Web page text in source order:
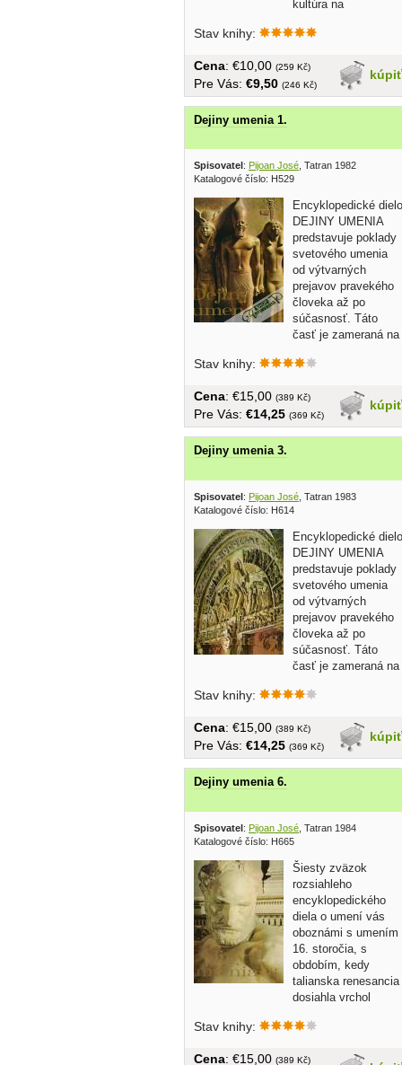
kultúra na
Stav knihy:
kúpiť
Cena: €10,00 (259 Kč)
Pre Vás: €9,50 (246 Kč)
Dejiny umenia 1.
Spisovatel : Pijoan José , Tatran 1982
Katalogové číslo: H529
Encyklopedické dielo
DEJINY UMENIA
predstavuje poklady
svetového umenia
od výtvarných
prejavov pravekého
človeka až po
súčasnosť. Táto
časť je zameraná na
Stav knihy:
kúpiť
Cena: €15,00 (389 Kč)
Pre Vás: €14,25 (369 Kč)
Dejiny umenia 3.
Spisovatel: Pijoan José , Tatran 1983
Katalogové číslo: H614
Encyklopedické dielo
DEJINY UMENIA
predstavuje poklady
svetového umenia
od výtvarných
prejavov pravekého
človeka až po
súčasnosť. Táto
časť je zameraná na
Stav knihy:
kúpiť
Cena: €15,00 (389 Kč)
Pre Vás: €14,25 (369 Kč)
Dejiny umenia 6.
Spisovatel: Pijoan José , Tatran 1984
Katalogové číslo: H665
Šiesty zväzok
rozsiahleho
encyklopedického
diela o umení vás
oboznámi s umením
16. storočia, s
obdobím, kedy
talianska renesancia
dosiahla vrchol
Stav knihy:
Cena: €15,00 (389 Kč)